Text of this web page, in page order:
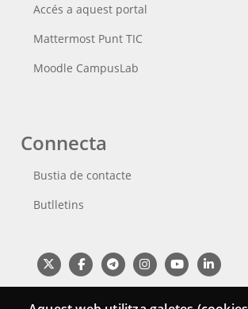
Accés a aquest portal
Mattermost Punt TIC
Moodle CampusLab
Connecta
Bustia de contacte
Butlletins